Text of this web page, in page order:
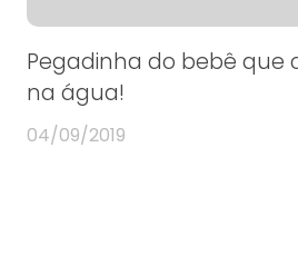
Pegadinha do bebê que
na água!
04/09/2019